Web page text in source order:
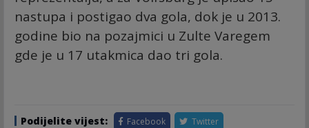
nastupa i postigao dva gola, dok je u 2013.
godine bio na pozajmici u Zulte Varegem
gde je u 17 utakmica dao tri gola.
Podijelite vijest: Facebook Twitter